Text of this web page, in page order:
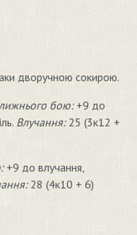
дворучною сокирою.
бою:+9 до
Влучання:25 (3к12 +
+9 до влучання,
28 (4к10 + 6)